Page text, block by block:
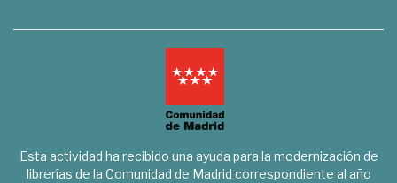
Esta actividad ha recibido una ayuda para la modernización de
librerías de la Comunidad de Madrid correspondiente al año